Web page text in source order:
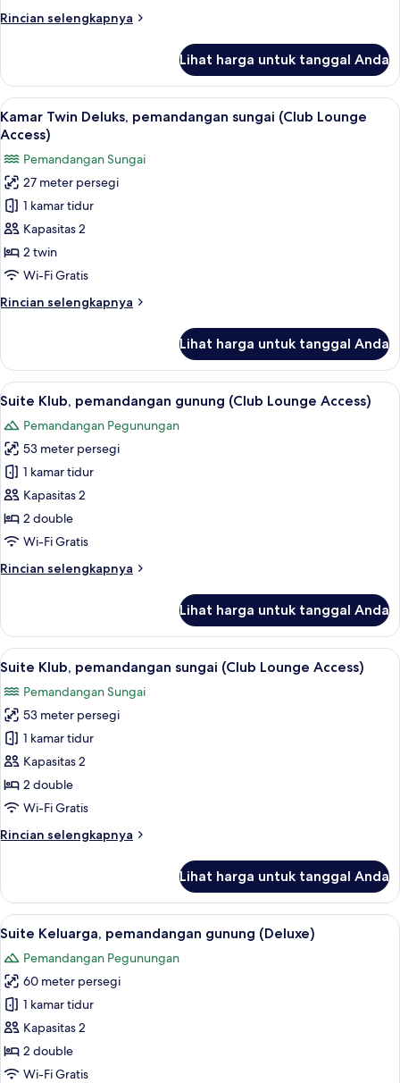
Lounge
Rincian selengkapnya
Rincian
Kamar
Double
Deluks,
pemandangan
(Club
Lounge
Access)
Lihat harga untuk tanggal Anda
Lihat
semua
untuk
Kamar
Twin
Deluks,
pemandangan
sungai
Lounge
4
Kamar Twin Deluks, pemandangan sungai (Club Lounge
Access)
Pemandangan Sungai
27 meter persegi
1 kamar tidur
Kapasitas 2
2 twin
Wi-Fi Gratis
Rincian selengkapnya
Rincian
Kamar
Twin
Deluks,
pemandangan
sungai
(Club
Lounge
Access)
Lihat harga untuk tanggal Anda
Lihat
semua
foto
untuk
Suite
Klub,
pemandangan
gunung
Lounge
Seprai premium, minibar, brankas,
7
Suite Klub, pemandangan gunung (Club Lounge Access)
Pemandangan Pegunungan
53 meter persegi
1 kamar tidur
Kapasitas 2
2 double
Wi-Fi Gratis
Rincian selengkapnya
Rincian
Suite
Klub,
pemandangan
(Club
Lounge
Access)
Lihat harga untuk tanggal Anda
Lihat
semua
foto
untuk
Suite
Klub,
pemandangan
sungai
Lounge
Seprai premium, minibar, brankas,
6
Suite Klub, pemandangan sungai (Club Lounge Access)
Pemandangan Sungai
53 meter persegi
1 kamar tidur
Kapasitas 2
2 double
Wi-Fi Gratis
Rincian selengkapnya
Rincian
Suite
Klub,
pemandangan
(Club
Lounge
Access)
Lihat harga untuk tanggal Anda
Lihat
semua
foto
untuk
Suite
Keluarga,
pemandangan
gunung
Suite Keluarga, pemandangan
5
Suite Keluarga, pemandangan gunung (Deluxe)
Pemandangan Pegunungan
60 meter persegi
1 kamar tidur
Kapasitas 2
2 double
Wi-Fi Gratis